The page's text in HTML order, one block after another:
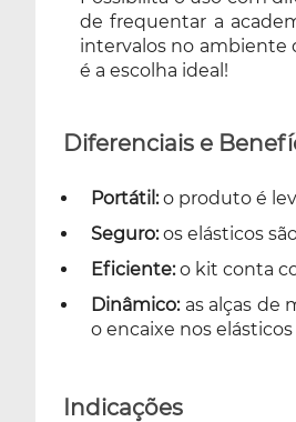
de frequentar a
intervalos no ambiente
é a escolha ideal!
Diferenciais e
Portátil:o produto é
Seguro:os elásticos
Eficiente:o kit conta
Dinâmico:as alças de
o encaixe nos
Indicações